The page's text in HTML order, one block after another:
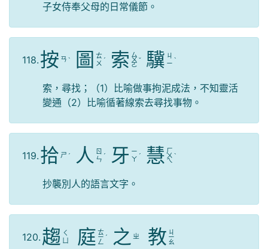
子女侍奉父母的日常儀節。
118. 按 ㄢ ˋ 圖
ㄊ
ㄨ ˊ 索 ㄙ
ㄨ
ㄛ
ˇ 驥 ㄐ
ㄧ ˋ
索，尋找；（1）比喻做事拘泥成法，不知靈活
變通（2）比喻循著線索去尋找事物。
119. 拾 ㄕ ˊ 人 ㄖ
ㄣ ˊ 牙 ㄧ
ㄚ ˊ 慧 ㄏ
ㄨ
ㄟ
ˋ
抄襲別人的語言文字。
120. 趨 ㄑ
庭 ㄊ
ㄧ
ㄥ
ˊ 之 ㄓ 教 ㄐ
ㄧ
ㄠ